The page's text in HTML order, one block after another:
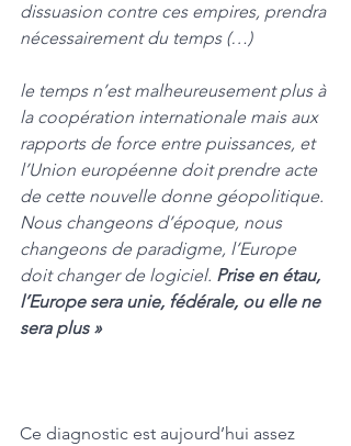
dissuasion contre ces empires, prendra
nécessairement du temps (…)
le temps n’est malheureusement plus à
la coopération internationale mais aux
rapports de force entre puissances, et
l’Union européenne doit prendre acte
de cette nouvelle donne géopolitique.
Nous changeons d’époque, nous
changeons de paradigme, l’Europe
doit changer de logiciel. Prise en étau,
l’Europe sera unie, fédérale, ou elle ne
sera plus »
Ce diagnostic est aujourd’hui assez